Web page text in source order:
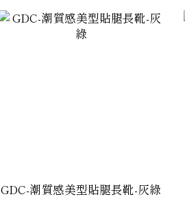
GDC-潮質感美型貼腿長靴-灰綠